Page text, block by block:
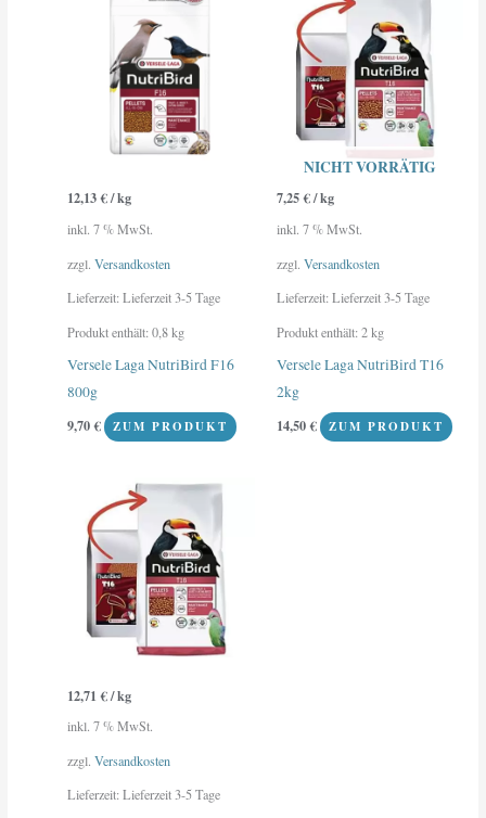
12,13€/kg
inkl. 7 % MwSt.
zzgl.Versandkosten
Lieferzeit:Lieferzeit 3-5 Tage
Produkt enthält: 0,8kg
Versele Laga NutriBird F16
800g
9,70€ ZUM PRODUKT
NICHT VORRÄTIG
7,25€/kg
inkl. 7 % MwSt.
zzgl. Versandkosten
Lieferzeit:Lieferzeit 3-5 Tage
Produkt enthält: 2kg
Versele Laga NutriBird T16
2kg
14,50€ ZUM PRODUKT
12,71€/kg
inkl. 7 % MwSt.
zzgl.Versandkosten
Lieferzeit:Lieferzeit 3-5 Tage